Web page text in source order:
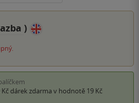
)
dárek zdarma v hodnotě 19 Kč